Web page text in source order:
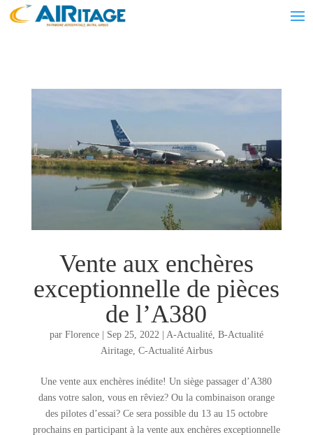
Vente aux enchères
exceptionnelle de pièces
de l’A380
par Florence| Sep 25, 2022 | A-Actualité, B-Actualité
Airitage, C-Actualité Airbus
Une vente aux enchères inédite! Un siège passager d’A380
dans votre salon, vous en rêviez? Ou la combinaison orange
des pilotes d’essai? Ce sera possible du 13 au 15 octobre
prochains en participant à la vente aux enchères exceptionnelle